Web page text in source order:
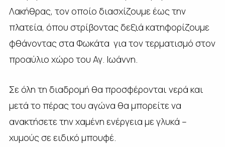
Λακήθρας, τον οποίο διασχίζουμε έως την
πλατεία, όπου στρίβοντας δεξιά κατηφορίζουμε
φθάνοντας στα Φωκάτα για τον τερματισμό στον
προαύλιο χώρο του Αγ. Ιωάννη.
Σε όλη τη διαδρομή θα προσφέρονται νερά και
μετά το πέρας του αγώνα θα μπορείτε να
ανακτήσετε την χαμένη ενέργεια με γλυκά –
χυμούς σε ειδικό μπουφέ.